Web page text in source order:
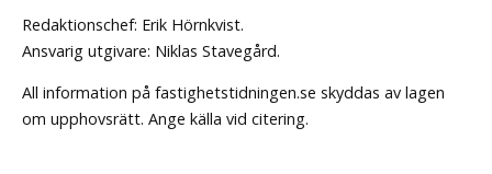
Redaktionschef: Erik Hörnkvist.
Ansvarig utgivare: Niklas Stavegård.
All information på fastighetstidningen.se skyddas av lagen
om upphovsrätt. Ange källa vid citering.